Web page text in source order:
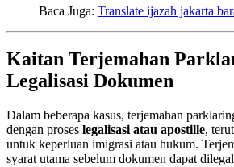
Baca Juga: Translate ijazah jakarta
Kaitan Terjemahan
Legalisasi Dokumen
Dalam beberapa kasus, terjemahan
dengan proses legalisasi atau apostille,
untuk keperluan imigrasi atau hukum.
syarat utama sebelum dokumen dapat